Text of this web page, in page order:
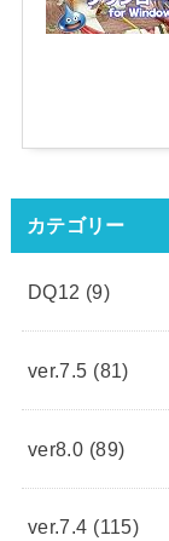
カテゴリー
DQ12 (9)
ver.7.5 (81)
ver8.0 (89)
ver.7.4 (115)